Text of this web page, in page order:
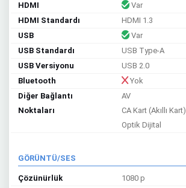
HDMI
Var
HDMI Standardı
HDMI 1.3
USB
Var
USB Standardı
USB Type-A
USB Versiyonu
USB 2.0
Bluetooth
Yok
Diğer Bağlantı
Noktaları
AV
CA Kart (Akıllı Kart)
Optik Dijital
GÖRÜNTÜ/SES
Çözünürlük
1080 p